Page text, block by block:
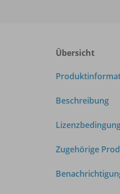
Übersicht
Beschreibung
Zugehörige